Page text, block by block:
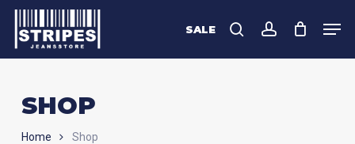
Skip
main
SALE searchaccount
SHOP
Home Shop
Close